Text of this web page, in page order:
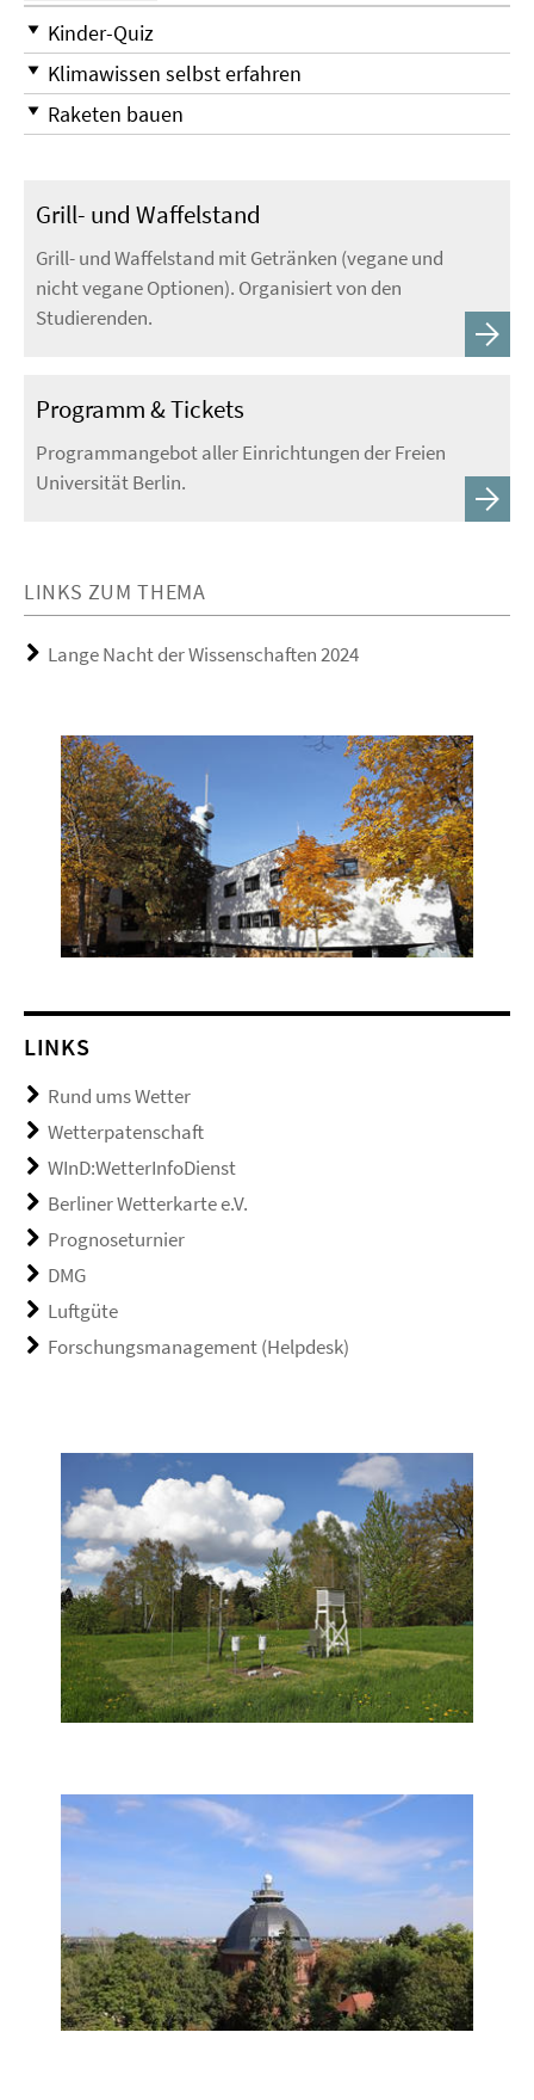
Kinder-Quiz
Klimawissen selbst erfahren
Raketen bauen
Grill- und Waffelstand
Grill- und Waffelstand mit Getränken (vegane und
nicht vegane Optionen). Organisiert von den
Studierenden.
Programm & Tickets
Programmangebot aller Einrichtungen der Freien
Universität Berlin.
LINKS ZUM THEMA
Lange Nacht der Wissenschaften 2024
LINKS
Rund ums Wetter
Wetterpatenschaft
WInD:WetterInfoDienst
Berliner Wetterkarte e.V.
Prognoseturnier
DMG
Luftgüte
Forschungsmanagement (Helpdesk)